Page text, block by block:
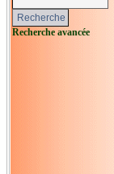
Recherche avancée